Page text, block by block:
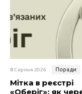
8 Серпня 2026 Поради
Мітка в реєстрі
«Оберіг»: як